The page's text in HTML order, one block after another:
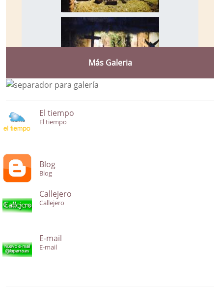
Más Galeria
El tiempo
El tiempo
Blog
Blog
Callejero
Callejero
E-mail
E-mail